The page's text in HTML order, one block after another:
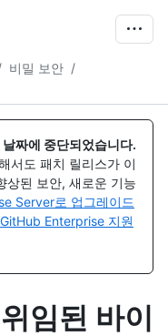
비밀 보안 /
짜에 중단되었습니다.
서도 패치 릴리스가 이
상된 보안, 새로운 기능
Server로 업그레이드
GitHub Enterprise 지원
임된 바이